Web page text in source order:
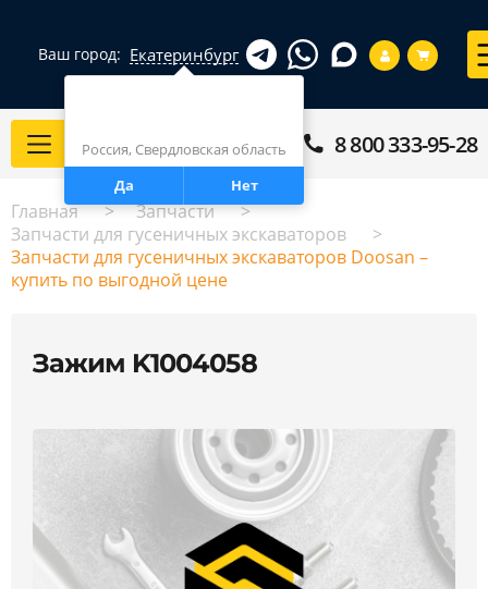
Ваш город: Екатеринбург
Россия, Свердловская область
Да
Нет
Каталог 8 800 333-95-28
Главная
Запчасти
Запчасти для гусеничных экскаваторов
Запчасти для гусеничных экскаваторов Doosan –
купить по выгодной цене
Зажим K1004058